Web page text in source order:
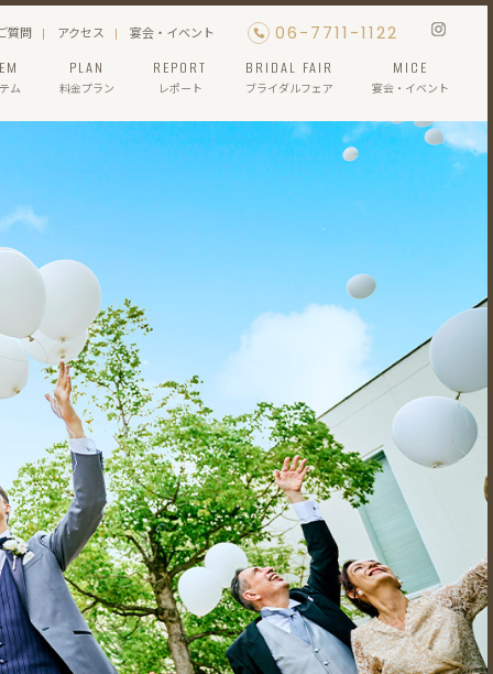
ム
PLAN
料金プラン
REPORT
レポート
BRIDAL FAIR
ブライダルフェア
MICE
宴会・イベント
質問 アクセス 宴会・イベント 06-7711-1122